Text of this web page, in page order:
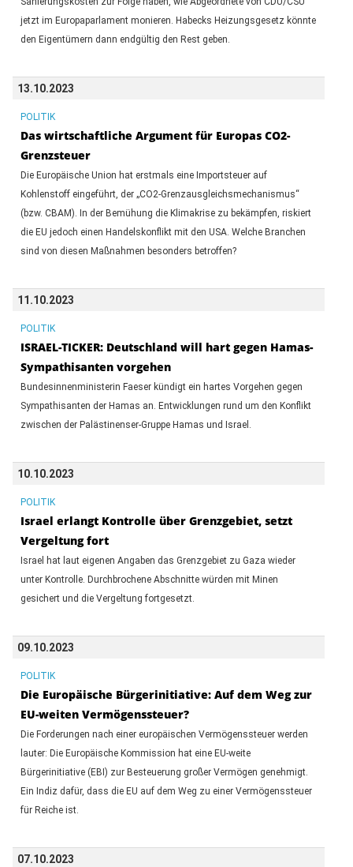
jetzt im Europaparlament monieren. Habecks Heizungsgesetz könnte
den Eigentümern dann endgültig den Rest geben.
13.10.2023
POLITIK
Das wirtschaftliche Argument für Europas CO2-
Grenzsteuer
Die Europäische Union hat erstmals eine Importsteuer auf
Kohlenstoff eingeführt, der „CO2-Grenzausgleichsmechanismus“
(bzw. CBAM). In der Bemühung die Klimakrise zu bekämpfen, riskiert
die EU jedoch einen Handelskonflikt mit den USA. Welche Branchen
sind von diesen Maßnahmen besonders betroffen?
11.10.2023
POLITIK
ISRAEL-TICKER: Deutschland will hart gegen Hamas-
Sympathisanten vorgehen
Bundesinnenministerin Faeser kündigt ein hartes Vorgehen gegen
Sympathisanten der Hamas an. Entwicklungen rund um den Konflikt
zwischen der Palästinenser-Gruppe Hamas und Israel.
10.10.2023
POLITIK
Israel erlangt Kontrolle über Grenzgebiet, setzt
Vergeltung fort
Israel hat laut eigenen Angaben das Grenzgebiet zu Gaza wieder
unter Kontrolle. Durchbrochene Abschnitte würden mit Minen
gesichert und die Vergeltung fortgesetzt.
09.10.2023
POLITIK
Die Europäische Bürgerinitiative: Auf dem Weg zur
EU-weiten Vermögenssteuer?
Die Forderungen nach einer europäischen Vermögenssteuer werden
lauter: Die Europäische Kommission hat eine EU-weite
Bürgerinitiative (EBI) zur Besteuerung großer Vermögen genehmigt.
Ein Indiz dafür, dass die EU auf dem Weg zu einer Vermögenssteuer
für Reiche ist.
07.10.2023